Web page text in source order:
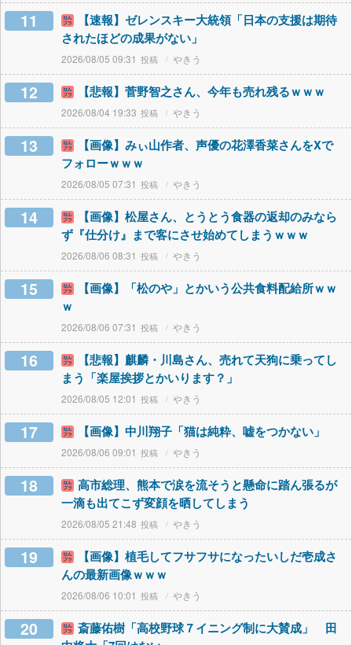
11
【速報】ゼレンスキー大統領「日本の支援は期待
されたほどの成果がない」
2026/08/05 09:31 やきう
12 【悲報】菅野智之さん、今年も売れ残るｗｗｗ
2026/08/04 19:33 やきう
13
【画像】みぃ山作者、声優の花澤香菜さんをXで
フォローｗｗｗ
2026/08/05 07:31 やきう
14
【画像】松屋さん、とうとう食器の返却のみなら
ず『仕分け』まで客にさせ始めてしまうｗｗｗ
2026/08/06 08:31 やきう
15
【画像】「松のや」とかいう公共食料配給所ｗｗ
ｗ
2026/08/06 07:31 やきう
16
【悲報】麒麟・川島さん、売れて天狗に乗ってし
まう「楽屋挨拶とかいります？」
2026/08/05 12:01 やきう
17 【画像】中川翔子「猫は純粋、嘘をつかない」
2026/08/06 09:01 やきう
18
高市総理、熊本で涙を流そうと懸命に踏ん張るが
一滴も出てこず変顔を晒してしまう
2026/08/05 21:48 やきう
19
【画像】植毛してフサフサになったいしだ壱成さ
んの最新画像ｗｗｗ
2026/08/06 10:01 やきう
20
斎藤佑樹「高校野球７イニング制に大賛成」 田